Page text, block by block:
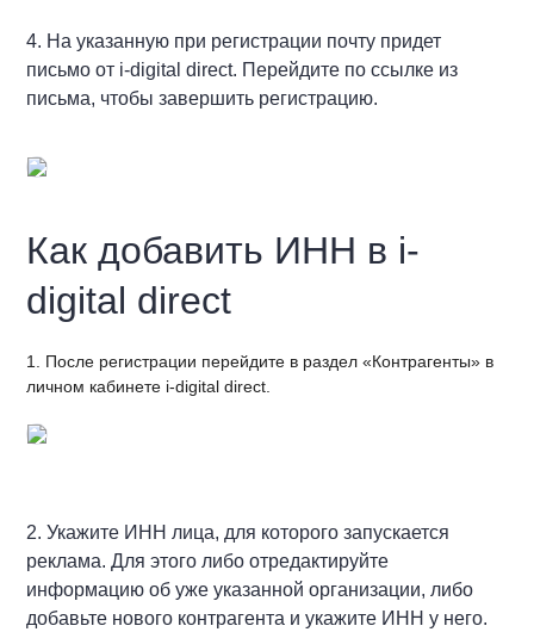
4. На указанную при регистрации почту придет
письмо от i-digital direct. Перейдите по ссылке из
письма, чтобы завершить регистрацию.
Как добавить ИНН в i-
digital direct
1. После регистрации перейдите в раздел «Контрагенты» в
личном кабинете i-digital direct.
2. Укажите ИНН лица, для которого запускается
реклама. Для этого либо отредактируйте
информацию об уже указанной организации, либо
добавьте нового контрагента и укажите ИНН у него.